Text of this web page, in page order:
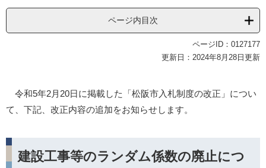
ページ内目次
ページID：0127177
更新日：2024年8月28日更新
令和5年2月20日に掲載した「松阪市入札制度の改正」につい
て、下記、改正内容の追加をお知らせします。
建設工事等のランダム係数の廃止につ